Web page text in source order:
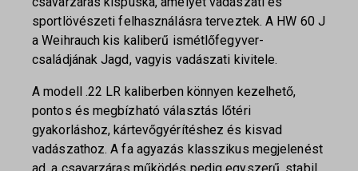
sportlövészeti felhasználásra terveztek. A HW 60 J
a Weihrauch kis kaliberű ismétlőfegyver-
családjának Jagd, vagyis vadászati kivitele.
A modell .22 LR kaliberben könnyen kezelhető,
pontos és megbízható választás lőtéri
gyakorláshoz, kártevőgyérítéshez és kisvad
vadászathoz. A fa agyazás klasszikus megjelenést
ad, a csavarzáras működés pedig egyszerű, stabil